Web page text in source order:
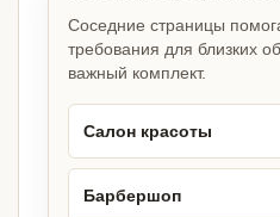
Соседние страницы
требования для близких
важный комплект.
Салон красоты
Барбершоп